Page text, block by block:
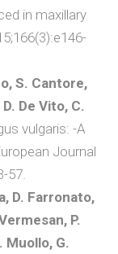
in maxillary
S. Cantore,
De Vito, C.
vulgaris: -A
Journal
57.
D. Farronato,
P.
Muollo, G.